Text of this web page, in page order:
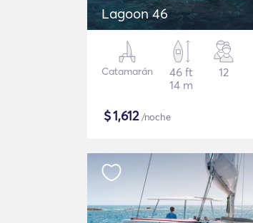
Lagoon 46
Catamarán
46 ft
14 m
12
$1,612/noche